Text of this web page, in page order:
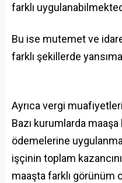
farklı
Bu ise mutemet ve
farklı şekillerde
Ayrıca vergi
Bazı kurumlarda maaşa
ödemelerine
işçinin toplam
maaşta farklı görünüm